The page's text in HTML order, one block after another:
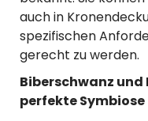
auch in
spezifischen
gerecht zu werden.
Biberschwanz und
perfekte Symbiose